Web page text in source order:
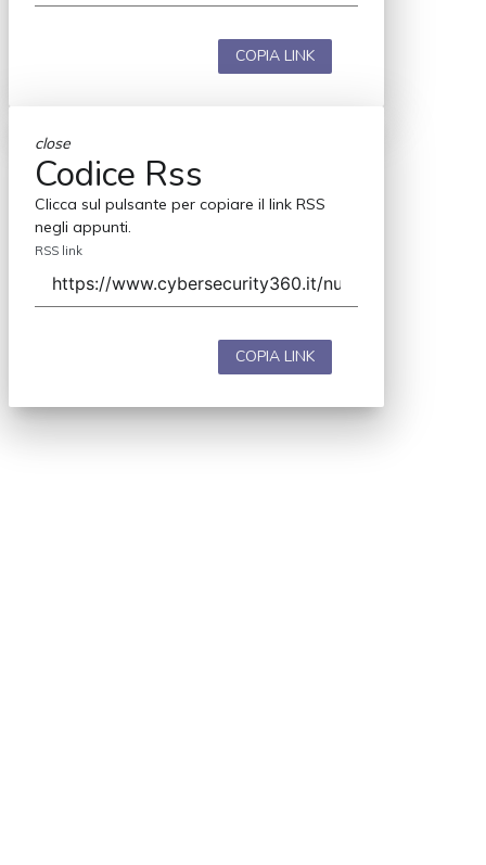
COPIA LINK
close
Codice Rss
Clicca sul pulsante per copiare il link RSS
negli appunti.
RSS link
COPIA LINK